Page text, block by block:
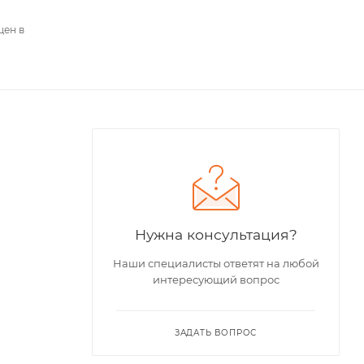
в
Нужна консультация?
Наши специалисты ответят на любой
интересующий вопрос
ЗАДАТЬ ВОПРОС